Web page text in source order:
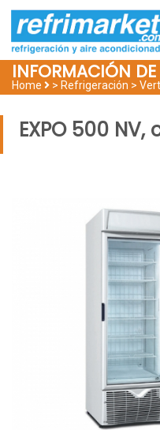
INFORMACIÓN
Home > Refrigeración >
EXPO 500